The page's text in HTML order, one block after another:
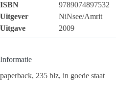
ISBN
9789074897532
Uitgever
NiNsee/Amrit
Uitgave
2009
Informatie
paperback, 235 blz, in goede staat